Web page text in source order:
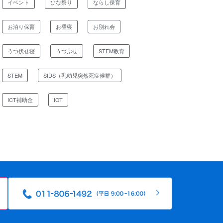
イベント ひな祭り ならし保育
お泊り保育 お昼寝 お別れ会
うつ伏せ寝 うつぶせ STEM教育
STEM SIDS（乳幼児突然死症候群）
ICT補助金 ICT